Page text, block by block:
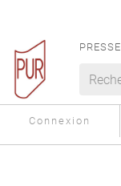
Connexion